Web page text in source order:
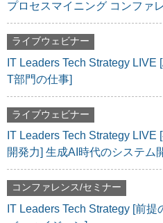
プロセスマイニング コンファ
ライブウェビナー
IT Leaders Tech Strategy LIVE
T部門の仕事]
ライブウェビナー
IT Leaders Tech Strategy
開発力] 生成AI時代のシステム
コンファレンス/セミナー
IT Leaders Tech Strategy [前